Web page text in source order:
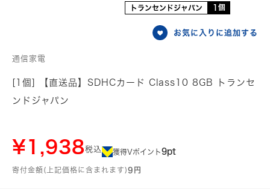
トランセンドジャパン 1個
お気に入りに追加する
通信家電
[1個] 【直送品】SDHCカード Class10 8GB トランセ
ンドジャパン
¥1,938税込 獲得Vポイント9pt
寄付金額(上記価格に含まれます)9円